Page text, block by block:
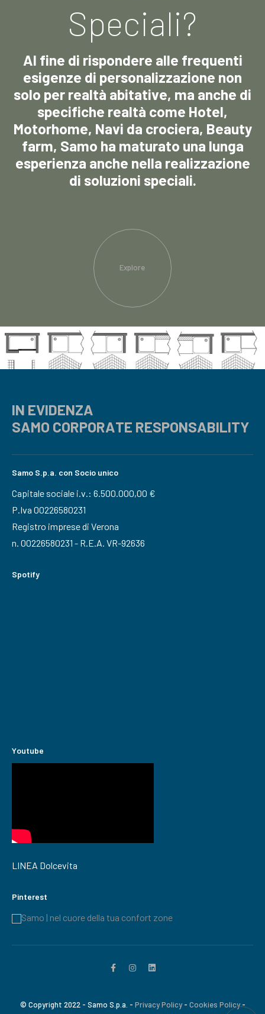
Speciali?
Al fine di rispondere alle frequenti
esigenze di personalizzazione non
solo per realtà abitative, ma anche di
specifiche realtà come Hotel,
Motorhome, Navi da crociera, Beauty
farm, Samo ha maturato una lunga
esperienza anche nella realizzazione
di soluzioni speciali.
Explore
IN EVIDENZA
SAMO CORPORATE RESPONSABILITY
Samo S.p.a. con Socio unico
Capitale sociale i.v.: 6.500.000,00 €
P.Iva 00226580231
Registro imprese di Verona
n. 00226580231 - R.E.A. VR-92636
Spotify
Youtube
LINEA Dolcevita
Pinterest
Samo | nel cuore della tua confort zone
© Copyright 2022 - Samo S.p.a. - Privacy Policy- Cookies Policy-